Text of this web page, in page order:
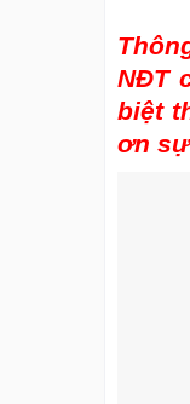
NĐT
biệt
ơn